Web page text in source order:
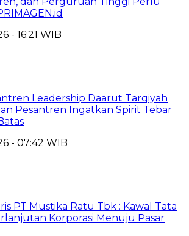
- 16:21 WIB
Leadership Daarut Tarqiyah
Pesantren Ingatkan Spirit Tebar
- 07:42 WIB
PT Mustika Ratu Tbk : Kawal Tata
Korporasi Menuju Pasar